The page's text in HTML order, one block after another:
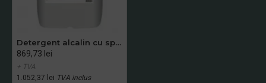
Detergent alcalin cu spumare redusa Cipsafe, Diversey, 25.2 kg
869,73 lei
+ TVA
1.052,37 lei TVA inclus